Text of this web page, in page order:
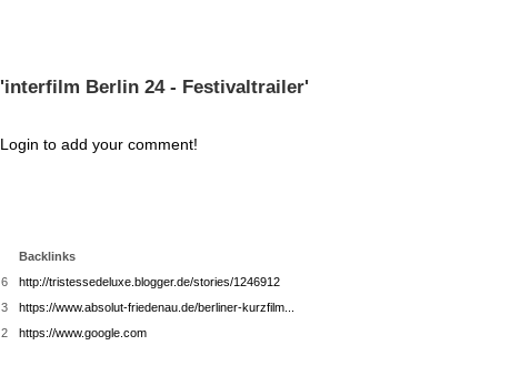
'interfilm Berlin 24 - Festivaltrailer'
Login to add your comment!
Backlinks
6
http://tristessedeluxe.blogger.de/stories/1246912
3
https://www.absolut-friedenau.de/berliner-kurzfilm...
2
https://www.google.com